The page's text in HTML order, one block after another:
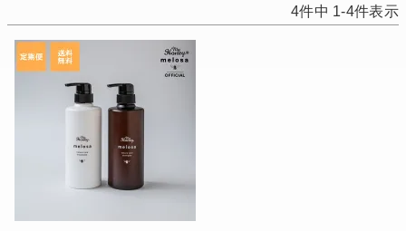
4件中 1-4件表示